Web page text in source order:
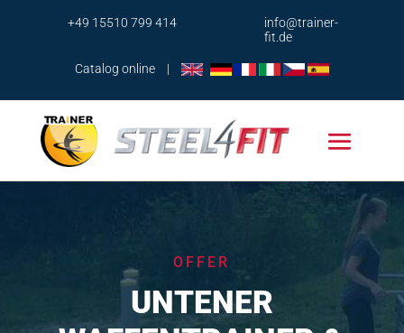
+49 15510 799 414
info@trainer-
fit.de
Catalog online |
OFFER
UNTENER